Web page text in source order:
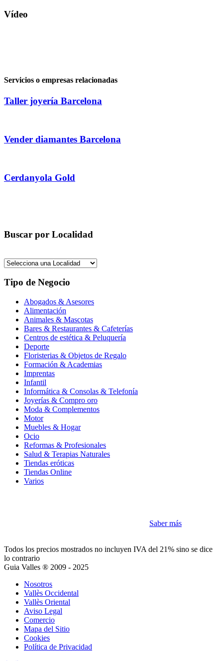
Vídeo
Servicios o empresas relacionadas
Taller joyería Barcelona
Vender diamantes Barcelona
Cerdanyola Gold
Buscar por Localidad
Tipo de Negocio
Abogados & Asesores
Alimentación
Animales & Mascotas
Bares & Restaurantes & Cafeterías
Centros de estética & Peluquería
Deporte
Floristerias & Objetos de Regalo
Formación & Academias
Imprentas
Infantil
Informática & Consolas & Telefonía
Joyerías & Compro oro
Moda & Complementos
Motor
Muebles & Hogar
Ocio
Reformas & Profesionales
Salud & Terapias Naturales
Tiendas eróticas
Tiendas Online
Varios
Saber más
Todos los precios mostrados no incluyen IVA del 21% sino se dice
lo contrario
Guia Valles ® 2009 - 2025
Nosotros
Vallès Occidental
Vallès Oriental
Aviso Legal
Comercio
Mapa del Sitio
Cookies
Política de Privacidad